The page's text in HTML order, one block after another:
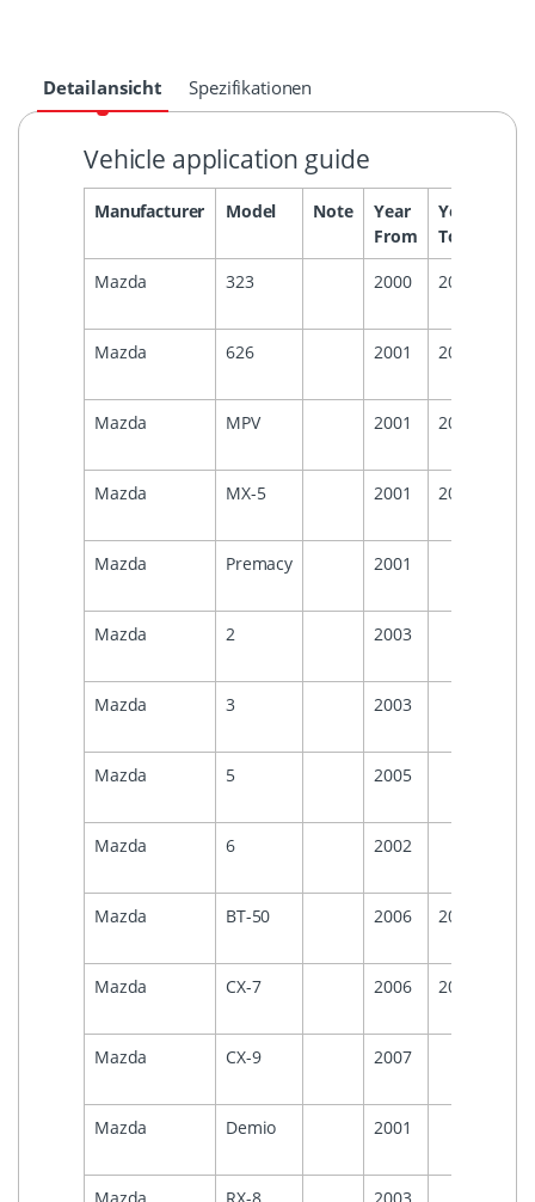
Detailansicht Spezifikationen
Vehicle application guide
Manufacturer Model Note
Year
From
Year
To
Mazda 323 2000 2002
Mazda 626 2001 2002
Mazda MPV 2001 2006
Mazda MX-5 2001 2006
Mazda Premacy 2001
Mazda 2 2003
Mazda 3 2003
Mazda 5 2005
Mazda 6 2002
Mazda BT-50 2006 2012
Mazda CX-7 2006 2012
Mazda CX-9 2007
Mazda Demio 2001
Mazda RX-8 2003